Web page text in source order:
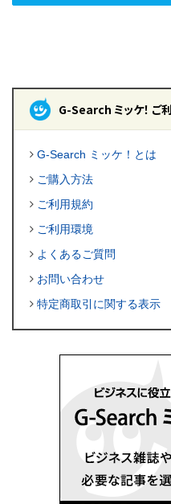
G-Search ミッケ！ ご
G-Search ミッケ！とは
ご購入方法
ご利用規約
ご利用環境
よくあるご質問
お問い合わせ
特定商取引に関する表示